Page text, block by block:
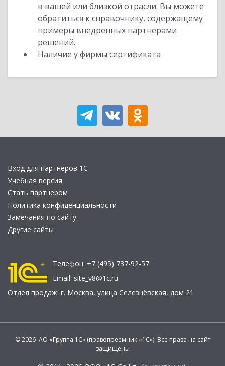
в вашей или близкой отрасли. Вы можете
обратиться к справочнику, содержащему
примеры внедренных партнерами
решений.
Наличие у фирмы сертификата
Вход для партнеров 1С
Учебная версия
Стать партнером
Политика конфиденциальности
Замечания по сайту
Другие сайты
Телефон: +7 (495) 737-92-57
Email: site_v8@1c.ru
Отдел продаж: г. Москва, улица Селезнёвская, дом 21
© 2026 АО «Группа 1С» (правопреемник «1С»). Все права на сайт
защищены